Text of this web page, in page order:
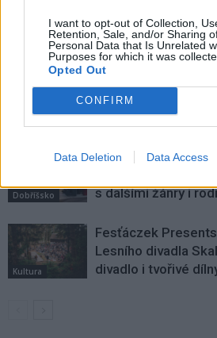
I want to opt-out of Collection,
Retention, Sale, and/or Sharing
Personal Data that Is Unrelated
Purposes for which it was
Opted Out
CONFIRM
Data Deletion Data Access
SOUVISEJÍCÍ ČLÁNKY
VÍCE OD AUTORA
Kultura
Rovnováha života.
i hudební a básnický
Dobříšsko
Festival hudby na
s dalšími žánry i
Kultura
Fesťáczek
Lesního divadla
divadlo i tvořivé